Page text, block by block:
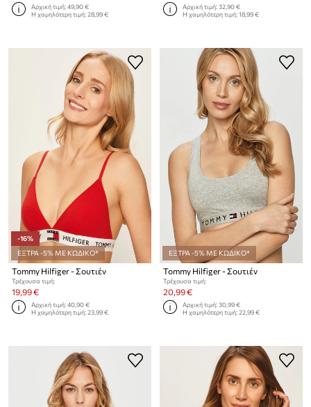
Αρχική τιμή:49,90 €
Η χαμηλότερη τιμή:28,99 €
Αρχική τιμή:32,90 €
Η χαμηλότερη τιμή:18,99 €
-16%
ΕΞΤΡΑ -5% ΜΕ ΚΩΔΙΚΟ*
Tommy Hilfiger - Σουτιέν
Τρέχουσα τιμή:
19,99 €
Αρχική τιμή:40,90 €
Η χαμηλότερη τιμή:23,99 €
ΕΞΤΡΑ -5% ΜΕ ΚΩΔΙΚΟ*
Tommy Hilfiger - Σουτιέν
Τρέχουσα τιμή:
20,99 €
Αρχική τιμή:30,99 €
Η χαμηλότερη τιμή:22,99 €